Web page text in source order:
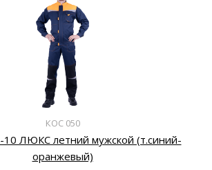
КОС 050
ЛЮКС летний мужской (т.синий-
оранжевый)